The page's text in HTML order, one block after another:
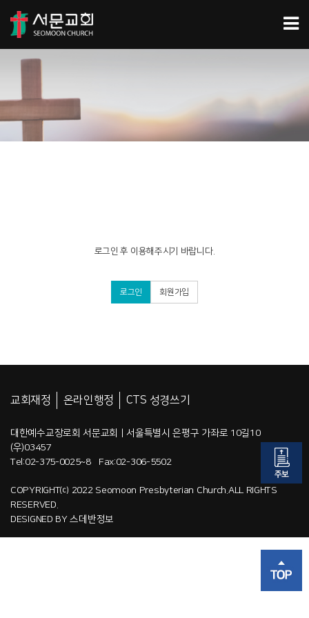
로그인 후 이용해주시기 바랍니다.
로그인 회원가입
교회재정 온라인행정 CTS 성경쓰기
대한예수교장로회 서문교회 | 서울특별시 은평구 가좌로 10길10
(우)03457
Tel:02-375-0025~8 Fax:02-306-5502
COPYRIGHT⒞ 2022 Seomoon Presbyterian Church.ALL RIGHTS
RESERVED.
DESIGNED BY스데반정보